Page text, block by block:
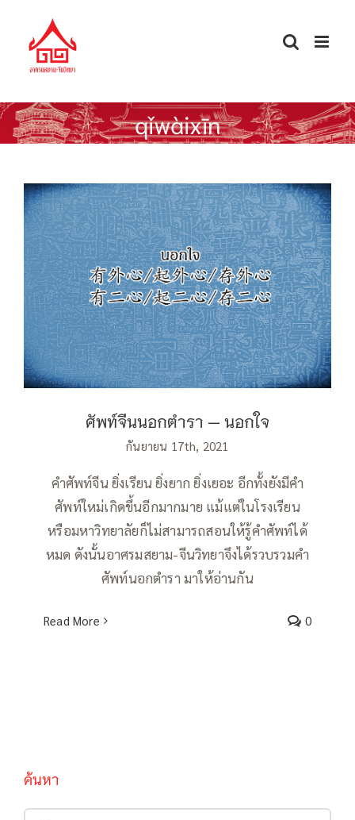
content
qǐwàixīn
ศัพท์จีนนอกตำรา — นอกใจ
ศัพท์จีนนอกตำรา — นอกใจ
กันยายน 17th, 2021
คำศัพท์จีน ยิ่งเรียน ยิ่งยาก ยิ่งเยอะ อีกทั้งยังมีคำ
ศัพท์ใหม่เกิดขึ้นอีกมากมาย แม้แต่ในโรงเรียน
หรือมหาวิทยาลัยก็ไม่สามารถสอนให้รู้คำศัพท์ได้
หมด ดังนั้นอาศรมสยาม-จีนวิทยาจึงได้รวบรวมคำ
ศัพท์นอกตำรา มาให้อ่านกัน
Read More 0
ค้นหา